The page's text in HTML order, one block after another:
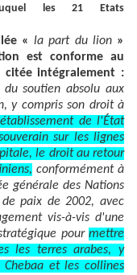
les 21 Etats
«la part du lion»
est conforme au
citée intégralement :
du soutien absolu aux
y compris son droit à
de l'État
sur les lignes
le droit au retour
conformément à
générale des Nations
paix de 2002, avec
vis-à-vis d'une
pour mettre
les terres arabes, y
et les collines